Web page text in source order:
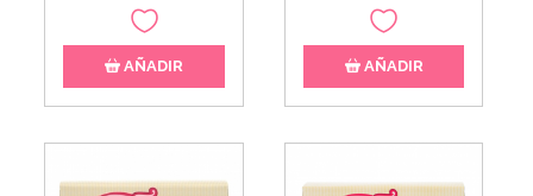
AÑADIR AÑADIR